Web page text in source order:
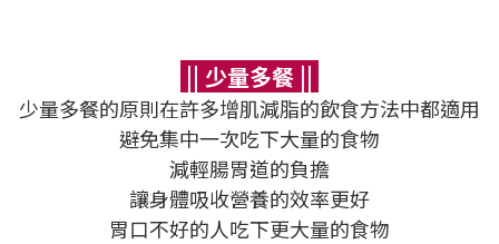
|| 少量多餐 ||
少量多餐的原則在許多增肌減脂的飲食方法中都適用
避免集中一次吃下大量的食物
減輕腸胃道的負擔
讓身體吸收營養的效率更好
胃口不好的人吃下更大量的食物